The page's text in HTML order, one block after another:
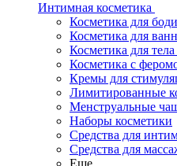
Интимная косметика
Косметика для
Косметика для
Косметика для тела
Косметика с
Кремы для
Лимитированные
Менструальные
Наборы косметики
Средства для
Средства для
Еще